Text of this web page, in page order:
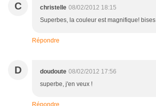
C christelle 08/02/2012 18:15
Superbes, la couleur est magnifique! bises
Répondre
D doudoute 08/02/2012 17:56
superbe, j'en veux !
Répondre